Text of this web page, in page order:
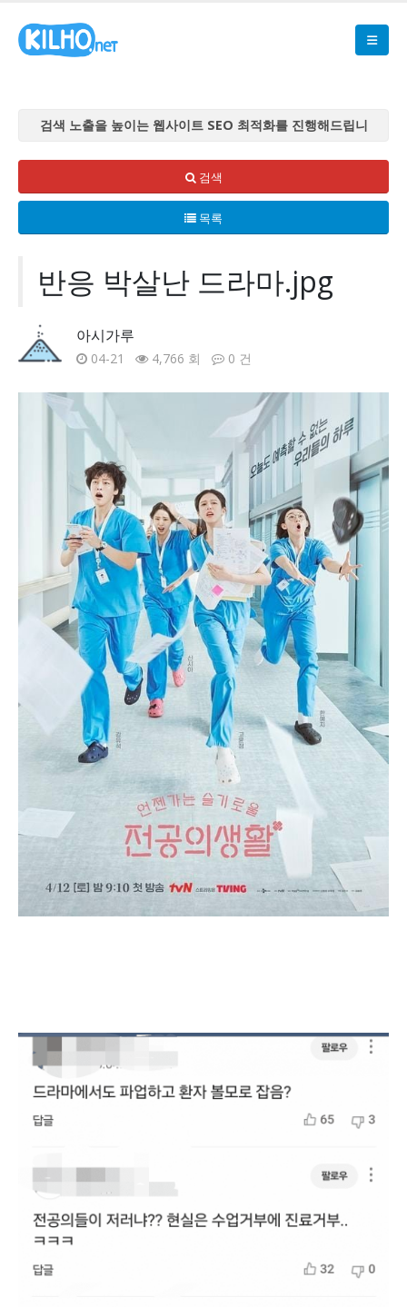
검색 노출을 높이는 웹사이트 SEO 최적화를 진행해드립니
검색 노출을 높이는 웹사이트 SEO 최적화를 진행해드립니
다
검색 노출을 높이는 웹사이트 SEO 최적화를 진행해드립니
검색 노출을 높이는 웹사이트 SEO 최적화를 진행해드립니
다
검색
목록
반응 박살난 드라마.jpg
아시가루
04-21 4,766 회 0 건